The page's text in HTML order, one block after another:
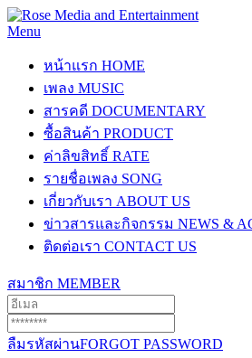
Menu
หน้าแรก HOME
เพลง MUSIC
สารคดี DOCUMENTARY
ซื้อสินค้า PRODUCT
ค่าลิขสิทธิ์ RATE
รายชื่อเพลง SONG
เกี่ยวกับเรา ABOUT US
ข่าวสารและกิจกรรม NEWS &
ติดต่อเรา CONTACT US
สมาชิก MEMBER
ลืมรหัสผ่านFORGOT PASSWORD